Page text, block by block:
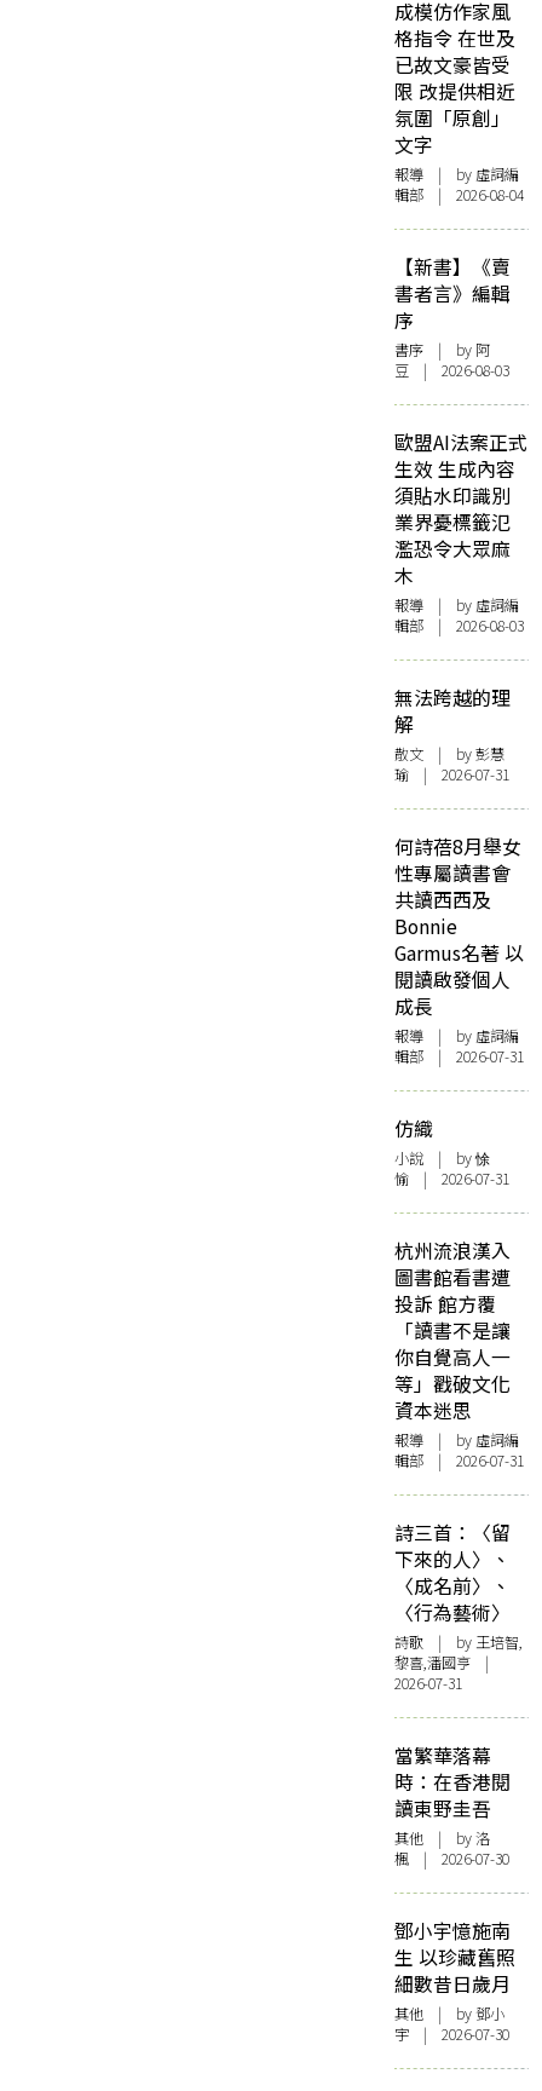
成模仿作家風
格指令 在世及
已故文豪皆受
限 改提供相近
氛圍「原創」
文字
報導 | by 虛詞編
輯部 | 2026-08-04
【新書】《賣
書者言》編輯
序
書序 | by 阿
豆 | 2026-08-03
歐盟AI法案正式
生效 生成內容
須貼水印識別
業界憂標籤氾
濫恐令大眾麻
木
報導 | by 虛詞編
輯部 | 2026-08-03
無法跨越的理
解
散文 | by 彭慧
瑜 | 2026-07-31
何詩蓓8月舉女
性專屬讀書會
共讀西西及
Bonnie
Garmus名著 以
閱讀啟發個人
成長
報導 | by 虛詞編
輯部 | 2026-07-31
仿織
小說 | by 悇
愉 | 2026-07-31
杭州流浪漢入
圖書館看書遭
投訴 館方覆
「讀書不是讓
你自覺高人一
等」戳破文化
資本迷思
報導 | by 虛詞編
輯部 | 2026-07-31
詩三首：〈留
下來的人〉、
〈成名前〉、
〈行為藝術〉
詩歌 | by 王培智,
黎喜,潘國亨 |
2026-07-31
當繁華落幕
時：在香港閱
讀東野圭吾
其他 | by洛
楓 | 2026-07-30
鄧小宇憶施南
生 以珍藏舊照
細數昔日歲月
其他 | by 鄧小
宇 | 2026-07-30